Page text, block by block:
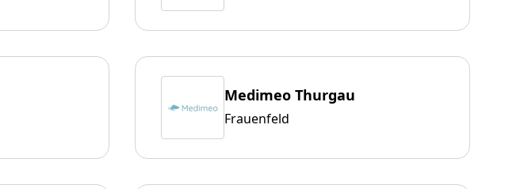
Medimeo Thurgau
Frauenfeld